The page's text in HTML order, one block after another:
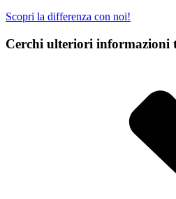
Scopri la differenza con noi!
Cerchi ulteriori informazioni